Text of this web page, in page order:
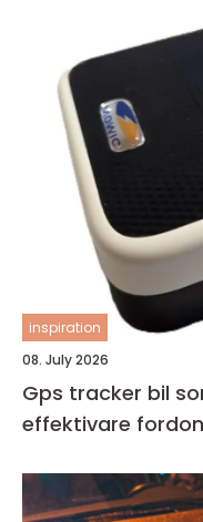
inspiration
08. July 2026
Gps tracker bil
effektivare